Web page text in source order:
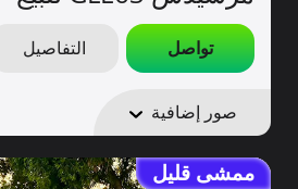
تواصل التفاصيل
صور إضافية
ممشى قليل